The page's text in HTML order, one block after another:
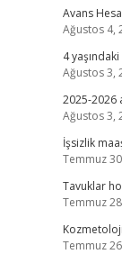
Avans
Ağustos 4,
4
Ağustos 3,
2025-2026
Ağustos 3,
İşsizlik
Temmuz
Tavuklar
Temmuz
Temmuz